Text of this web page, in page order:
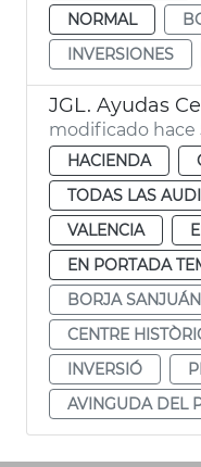
NORMAL
INVERSIONES
JGL. Ayudas
modificado hace
HACIENDA
TODAS LAS
VALENCIA
EN PORTADA
BORJA SANJUÁN
CENTRE
INVERSIÓ
AVINGUDA DEL